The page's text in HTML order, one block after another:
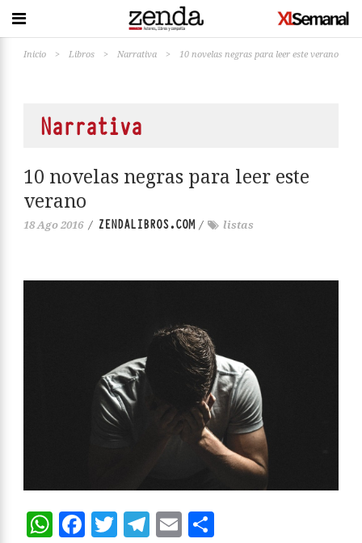
Inicio > Libros > Narrativa > 10 novelas negras para leer este verano
Narrativa
10 novelas negras para leer este
verano
18 Ago 2016 / ZENDALIBROS.COM/ listas
WhatsApp
Facebook
Twitter
Telegram
Email